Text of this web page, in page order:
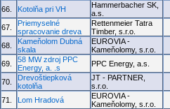
66.
Kotolňa pri VH
Hammerbacher SK,
a.s.
67.
Priemyselné
spracovanie dreva
Rettenmeier Tatra
Timber, s.r.o.
68.
Kameňolom Dubná
skala
EUROVIA -
Kameňolomy, s.r.o.
69.
58 MW zdroj PPC
Energy, a. .s
PPC Energy, a.s.
70.
Drevoštiepková
kotolňa
JT - PARTNER,
s.r.o.
71. Lom Hradová
EUROVIA -
Kameňolomy, s.r.o.